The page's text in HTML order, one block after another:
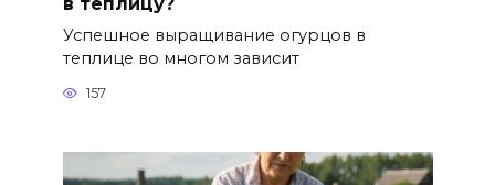
Успешное выращивание огурцов в
теплице во многом зависит
157